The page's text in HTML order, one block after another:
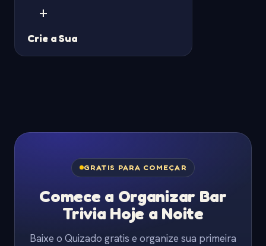
+
Crie a Sua
GRATIS PARA COMEÇAR
Comece a Organizar Bar
Trivia Hoje a Noite
Baixe o Quizado gratis e organize sua primeira